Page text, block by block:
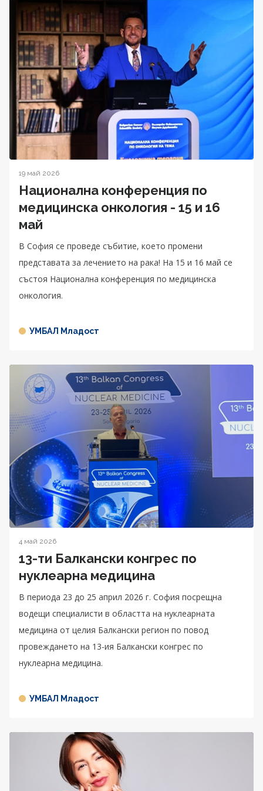
19 май 2026
Национална конференция по
медицинска онкология - 15 и 16
май
В София се проведе събитие, което промени
представата за лечението на рака! На 15 и 16 май се
състоя Национална конференция по медицинска
онкология.
УМБАЛ Младост
4 май 2026
13-ти Балкански конгрес по
нуклеарна медицина
В периода 23 до 25 април 2026 г. София посрещна
водещи специалисти в областта на нуклеарната
медицина от целия Балкански регион по повод
провеждането на 13-ия Балкански конгрес по
нуклеарна медицина.
УМБАЛ Младост